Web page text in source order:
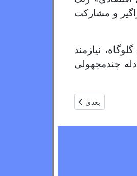
و مشارکت
نیازمند
چندمجهولی
مطلب بعدی: افغانستان در آجندای
بعدی